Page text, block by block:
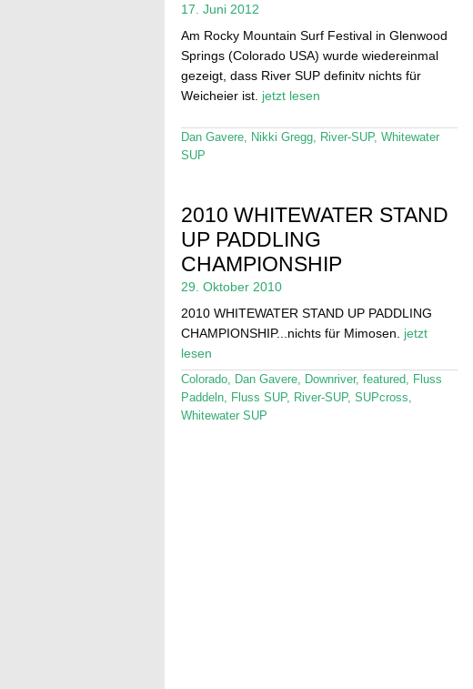
17. Juni 2012
Am Rocky Mountain Surf Festival in Glenwood
Springs (Colorado USA) wurde wiedereinmal
gezeigt, dass River SUP definitv nichts für
Weicheier ist. jetzt lesen
Dan Gavere, Nikki Gregg, River-SUP, Whitewater
SUP
2010 WHITEWATER STAND
UP PADDLING
CHAMPIONSHIP
29. Oktober 2010
2010 WHITEWATER STAND UP PADDLING
CHAMPIONSHIP...nichts für Mimosen. jetzt
lesen
Colorado, Dan Gavere, Downriver, featured, Fluss
Paddeln, Fluss SUP, River-SUP, SUPcross,
Whitewater SUP